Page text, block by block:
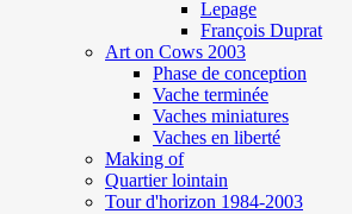
Lepage
François Duprat
Art on Cows 2003
Phase de conception
Vache terminée
Vaches miniatures
Vaches en liberté
Making of
Quartier lointain
Tour d'horizon 1984-2003